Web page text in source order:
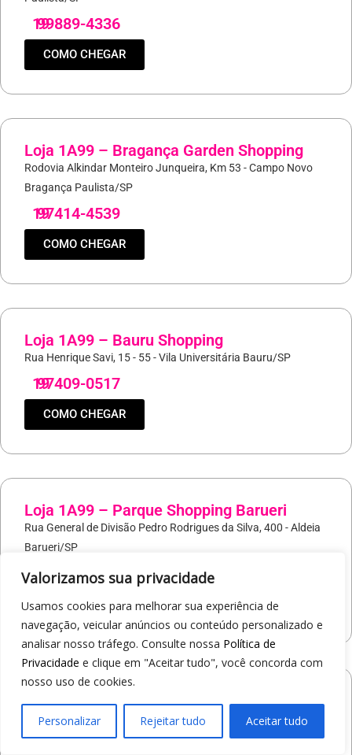
Valorizamos sua privacidade
Usamos cookies para melhorar sua experiência de
navegação, veicular anúncios ou conteúdo personalizado e
analisar nosso tráfego. Consulte nossa Política de
Privacidade e clique em "Aceitar tudo", você concorda com
nosso uso de cookies.
Personalizar Rejeitar tudo Aceitar tudo
19
99889-4336
COMO CHEGAR
Loja 1A99 – Bragança Garden Shopping
Rodovia Alkindar Monteiro Junqueira, Km 53 - Campo Novo
Bragança Paulista/SP
19
97414-4539
COMO CHEGAR
Loja 1A99 – Bauru Shopping
Rua Henrique Savi, 15 - 55 - Vila Universitária Bauru/SP
19
97409-0517
COMO CHEGAR
Loja 1A99 – Parque Shopping Barueri
Rua General de Divisão Pedro Rodrigues da Silva, 400 - Aldeia
Barueri/SP
19
97421-9037
COMO CHEGAR
Loja 1A99 – North Shopping Barretos
Via Conselheiro Antonio Prado, 1400 - Pedro Cavaline
Barretos/SP